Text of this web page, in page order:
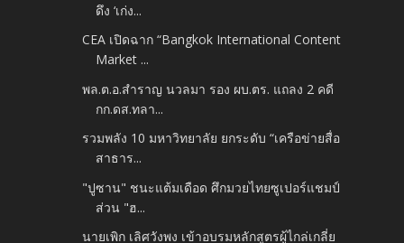
ดึง ‘เก่ง...
CEA เปิดฉาก “Bangkok International Content
Market ...
พล.ต.อ.สำราญ นวลมา รอง ผบ.ตร. แถลง 2 คดี
กก.ดส.ทลา...
รวมพลัง 10 มหาวิทยาลัย ยกระดับ “เครือข่ายสื่อ
สาธาร...
"ปูซาน" ชนะแต้มเดือด ศึกมวยไทยซูเปอร์แชมป์
ส่วน "ฮ...
นายเพิก เลิศวังพง เข้าอบรมหลักสูตรผู้ไกล่เกลี่ย